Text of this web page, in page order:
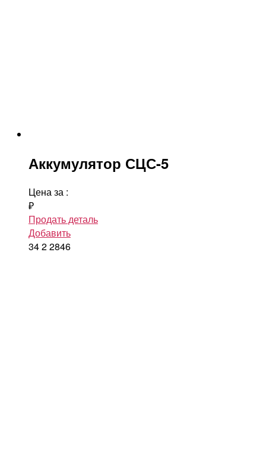
Аккумулятор СЦС-5
Цена за :
₽
Продать деталь
Добавить
3422846